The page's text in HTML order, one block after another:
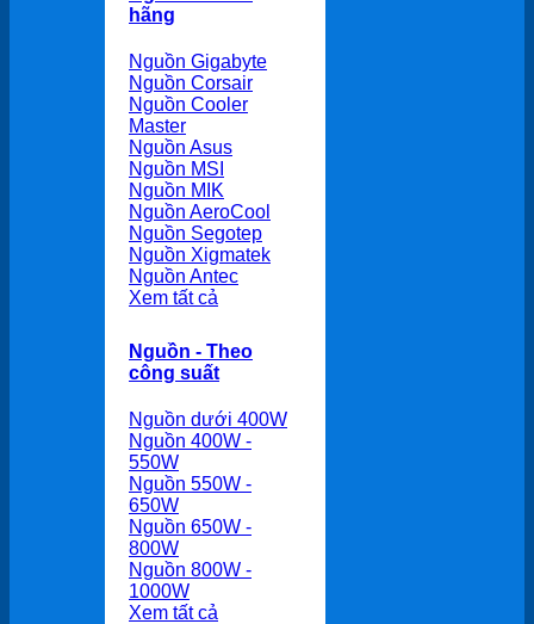
hãng
Nguồn Gigabyte
Nguồn Corsair
Nguồn Cooler
Master
Nguồn Asus
Nguồn MSI
Nguồn MIK
Nguồn AeroCool
Nguồn Segotep
Nguồn Xigmatek
Nguồn Antec
Xem tất cả
Nguồn - Theo
công suất
Nguồn dưới 400W
Nguồn 400W -
550W
Nguồn 550W -
650W
Nguồn 650W -
800W
Nguồn 800W -
1000W
Xem tất cả